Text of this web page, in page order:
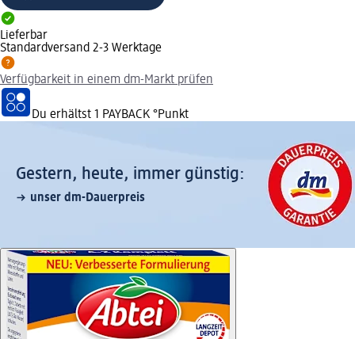
Lieferbar
Standardversand 2-3 Werktage
Verfügbarkeit in einem dm-Markt prüfen
Du erhältst 1 PAYBACK °Punkt
Gestern, heute, immer günstig:
unser dm-Dauerpreis